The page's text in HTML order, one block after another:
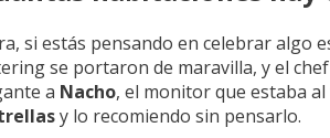
si estás pensando en celebrar algo
se portaron de maravilla, y el
a Nacho, el monitor que estaba al
y lo recomiendo sin pensarlo.